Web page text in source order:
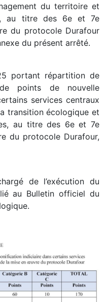
du territoire et
au titre des 6e et 7e
du protocole Durafour
du présent arrêté.
portant répartition de
de points de nouvelle
services centraux
transition écologique et
au titre des 6e et 7e
du protocole Durafour,
de l’exécution du
au Bulletin officiel du